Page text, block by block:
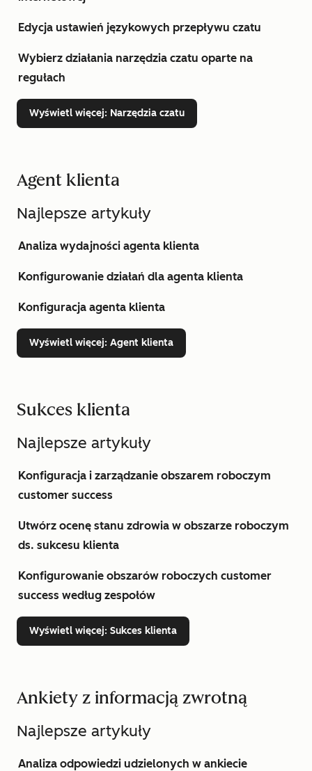
Edycja ustawień językowych przepływu czatu
Wybierz działania narzędzia czatu oparte na
regułach
Wyświetl więcej: Narzędzia czatu
Agent klienta
Najlepsze artykuły
Analiza wydajności agenta klienta
Konfigurowanie działań dla agenta klienta
Konfiguracja agenta klienta
Wyświetl więcej: Agent klienta
Sukces klienta
Najlepsze artykuły
Konfiguracja i zarządzanie obszarem roboczym
customer success
Utwórz ocenę stanu zdrowia w obszarze roboczym
ds. sukcesu klienta
Konfigurowanie obszarów roboczych customer
success według zespołów
Wyświetl więcej: Sukces klienta
Ankiety z informacją zwrotną
Najlepsze artykuły
Analiza odpowiedzi udzielonych w ankiecie